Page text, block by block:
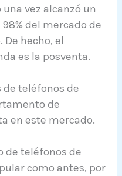
vez alcanzó un
del mercado de
hecho, el
es la posventa.
de teléfonos de
de
en este mercado.
de teléfonos de
como antes, por